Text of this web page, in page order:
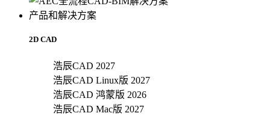
产品和解决方案
2D CAD
浩辰CAD 2027
浩辰CAD Linux版 2027
浩辰CAD 鸿蒙版 2026
浩辰CAD Mac版 2027